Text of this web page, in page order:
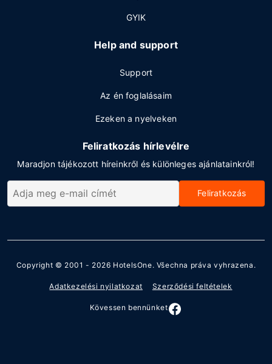
GYIK
Help and support
Support
Az én foglalásaim
Ezeken a nyelveken
Feliratkozás hírlevélre
Maradjon tájékozott híreinkről és különleges ajánlatainkról!
Feliratkozás
Copyright © 2001 - 2026 HotelsOne. Všechna práva vyhrazena.
Adatkezelési nyilatkozat Szerződési feltételek
Kövessen bennünket